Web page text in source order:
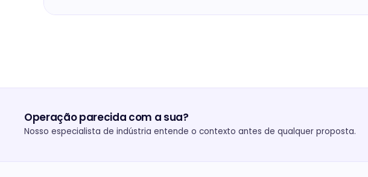
Operação parecida com a sua?
Nosso especialista de indústria entende o contexto antes de qualquer proposta.